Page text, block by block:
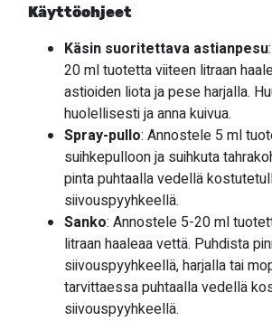
Käyttöohjeet
Käsin suoritettava astianpesu
20 ml tuotetta viiteen litraan
astioiden liota ja pese harjalla.
huolellisesti ja anna kuivua.
Spray-pullo: Annostele 5 ml
suihkepulloon ja suihkuta
pinta puhtaalla vedellä
siivouspyyhkeellä.
Sanko: Annostele 5-20 ml
litraan haaleaa vettä. Puhdista
siivouspyyhkeellä, harjalla tai
tarvittaessa puhtaalla vedellä
siivouspyyhkeellä.